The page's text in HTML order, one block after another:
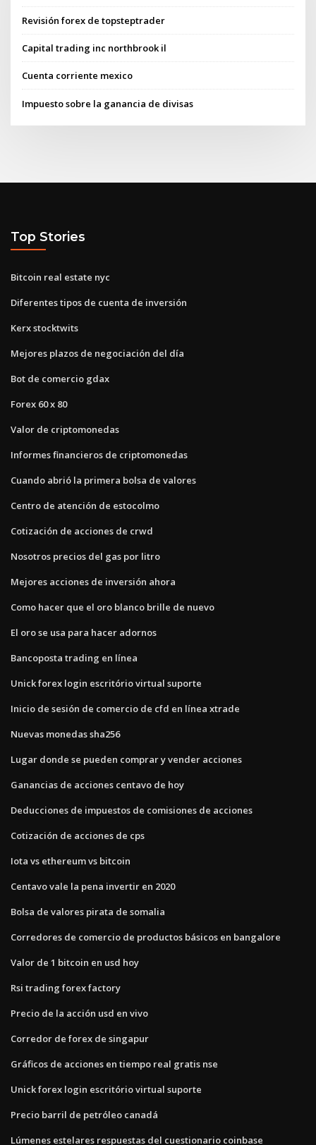
Revisión forex de topsteptrader
Capital trading inc northbrook il
Cuenta corriente mexico
Impuesto sobre la ganancia de divisas
Top Stories
Bitcoin real estate nyc
Diferentes tipos de cuenta de inversión
Kerx stocktwits
Mejores plazos de negociación del día
Bot de comercio gdax
Forex 60 x 80
Valor de criptomonedas
Informes financieros de criptomonedas
Cuando abrió la primera bolsa de valores
Centro de atención de estocolmo
Cotización de acciones de crwd
Nosotros precios del gas por litro
Mejores acciones de inversión ahora
Como hacer que el oro blanco brille de nuevo
El oro se usa para hacer adornos
Bancoposta trading en línea
Unick forex login escritório virtual suporte
Inicio de sesión de comercio de cfd en línea xtrade
Nuevas monedas sha256
Lugar donde se pueden comprar y vender acciones
Ganancias de acciones centavo de hoy
Deducciones de impuestos de comisiones de acciones
Cotización de acciones de cps
Iota vs ethereum vs bitcoin
Centavo vale la pena invertir en 2020
Bolsa de valores pirata de somalia
Corredores de comercio de productos básicos en bangalore
Valor de 1 bitcoin en usd hoy
Rsi trading forex factory
Precio de la acción usd en vivo
Corredor de forex de singapur
Gráficos de acciones en tiempo real gratis nse
Unick forex login escritório virtual suporte
Precio barril de petróleo canadá
Lúmenes estelares respuestas del cuestionario coinbase